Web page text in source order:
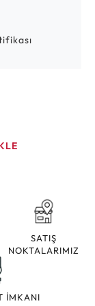
SATIŞ
NOKTALARIMIZ
İMKANI